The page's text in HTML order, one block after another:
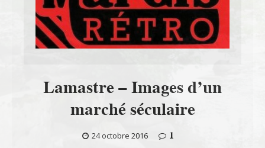
Lamastre – Images d’un
marché séculaire
24 octobre 2016
1